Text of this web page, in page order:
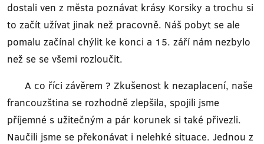
dostali ven z města poznávat krásy Korsiky a trochu si
to začít užívat jinak než pracovně. Náš pobyt se ale
pomalu začínal chýlit ke konci a 15. září nám nezbylo
než se se všemi rozloučit.
A co říci závěrem ? Zkušenost k nezaplacení, naše
francouzština se rozhodně zlepšila, spojili jsme
příjemné s užitečným a pár korunek si také přivezli.
Naučili jsme se překonávat i nelehké situace. Jednou z